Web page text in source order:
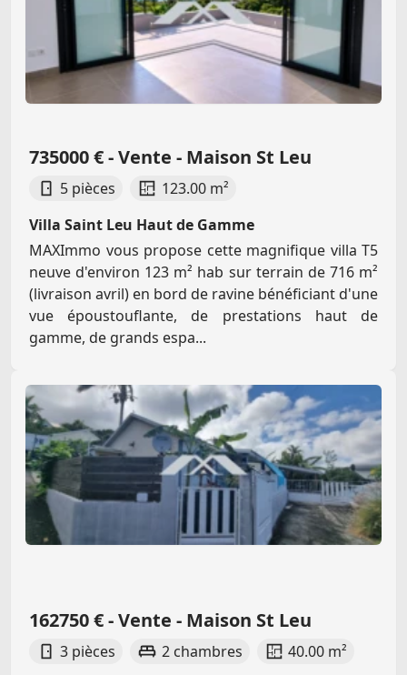
735000 € - Vente - Maison St Leu
5 pièces
123.00 m²
Villa Saint Leu Haut de Gamme
MAXImmo vous propose cette magnifique villa T5
neuve d'environ 123 m² hab sur terrain de 716 m²
(livraison avril) en bord de ravine bénéficiant d'une
vue époustouflante, de prestations haut de
gamme, de grands espa...
162750 € - Vente - Maison St Leu
3 pièces 2 chambres 40.00 m²